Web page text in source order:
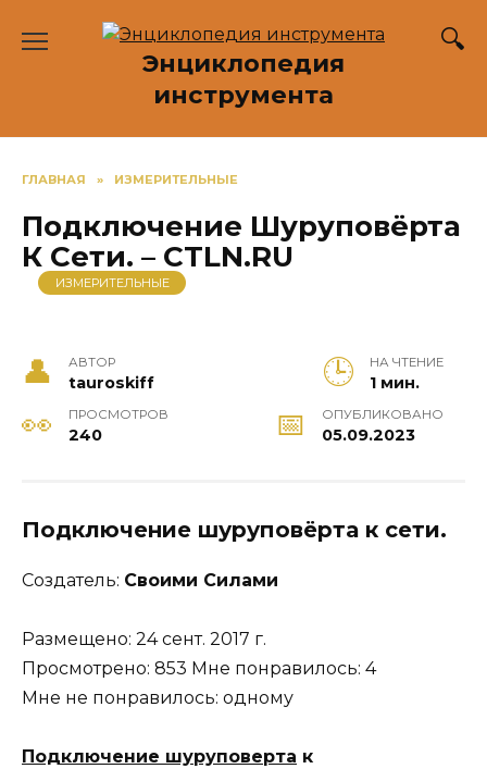
Энциклопедия
инструмента
ГЛАВНАЯ » ИЗМЕРИТЕЛЬНЫЕ
Подключение Шуруповёрта
К Сети. – CTLN.RU
ИЗМЕРИТЕЛЬНЫЕ
АВТОР
tauroskiff
НА ЧТЕНИЕ
1 мин.
ПРОСМОТРОВ
240
ОПУБЛИКОВАНО
05.09.2023
Подключение шуруповёрта к сети.
Создатель: Своими Силами
Размещено: 24 сент. 2017 г.
Просмотрено: 853 Мне понравилось: 4
Мне не понравилось: одному
Подключение шуруповерта к